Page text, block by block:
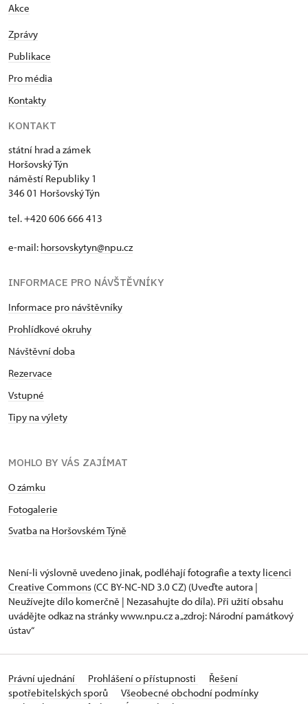
Akce
Zprávy
Publikace
Pro média
Kontakty
KONTAKT
státní hrad a zámek
Horšovský Týn
náměstí Republiky 1
346 01 Horšovský Týn
tel. +420 606 666 413
e-mail: horsovskytyn@npu.cz
INFORMACE PRO NÁVŠTĚVNÍKY
Informace pro návštěvníky
Prohlídkové okruhy
Návštěvní doba
Rezervace
Vstupné
Tipy na výlety
MOHLO BY VÁS ZAJÍMAT
O zámku
Fotogalerie
Svatba na Horšovském Týně
Není-li výslovně uvedeno jinak, podléhají fotografie a texty licenci
Creative Commons (CC BY-NC-ND 3.0 CZ) (Uveďte autora |
Neužívejte dílo komerčně | Nezasahujte do díla). Při užití obsahu
uvádějte odkaz na stránky www.npu.cz a „zdroj: Národní památkový
ústav“
Právní ujednání Prohlášení o přístupnosti
Řešení
spotřebitelských sporů
Všeobecné obchodní podmínky